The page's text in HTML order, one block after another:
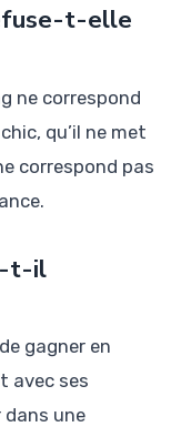
t-elle
ne correspond
qu’il ne met
correspond pas
t-il
gagner en
avec ses
une